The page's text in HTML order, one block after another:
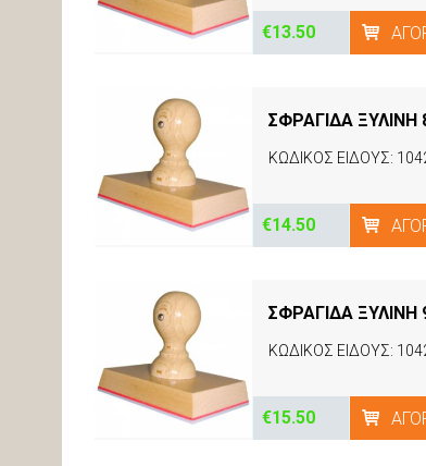
€13.50
ΣΦΡΑΓΙΔΑ
ΚΩΔΙΚΟΣ ΕΙΔΟΥΣ:
€14.50
ΣΦΡΑΓΙΔΑ
ΚΩΔΙΚΟΣ ΕΙΔΟΥΣ:
€15.50